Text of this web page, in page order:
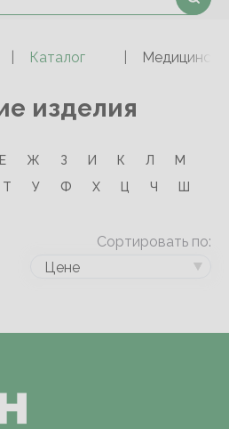
Каталог
изделия
Е Ж З И К Л
М
Т У Ф Х Ц Ч
Ш
Сортировать по:
Цене